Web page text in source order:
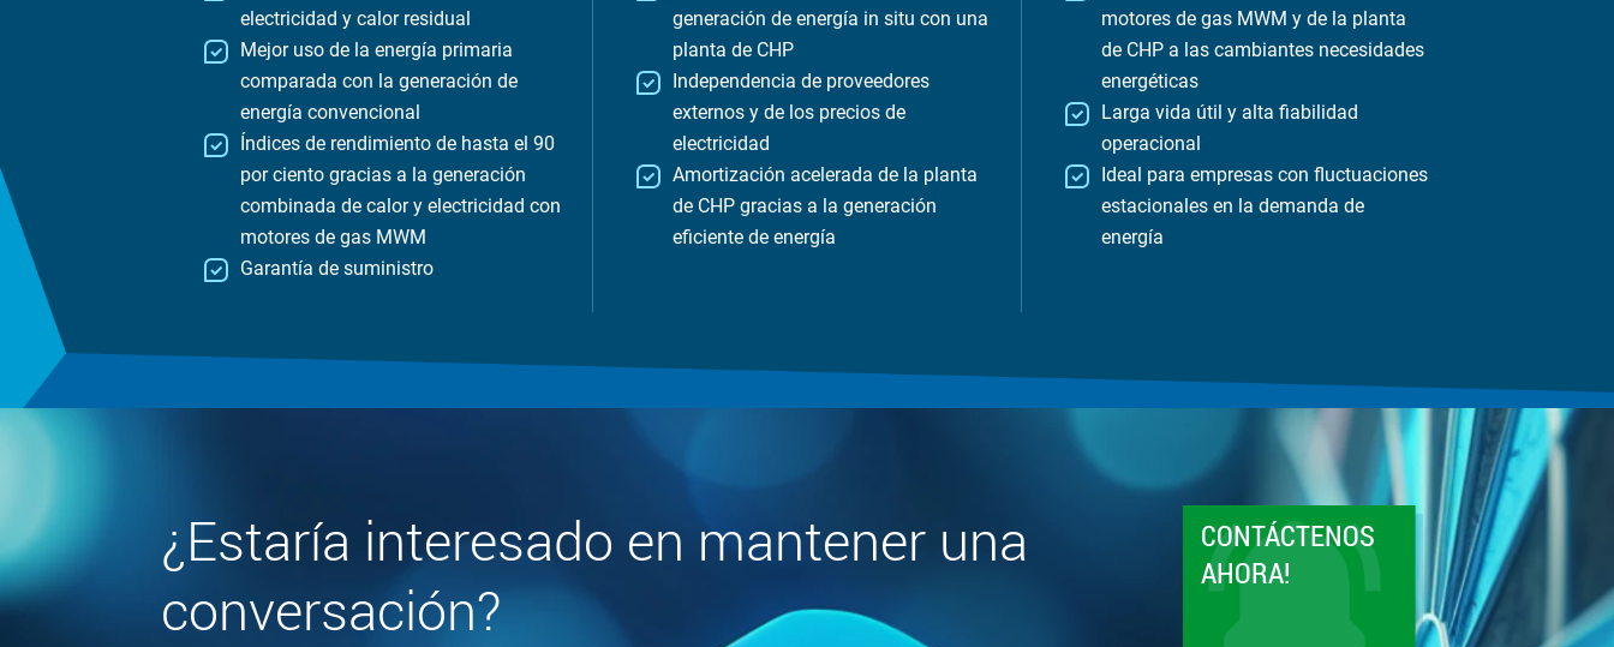
electricidad y calor residual
Mejor uso de la energía primaria
comparada con la generación de
energía convencional
Índices de rendimiento de hasta el 90
por ciento gracias a la generación
combinada de calor y electricidad con
motores de gas MWM
Garantía de suministro
generación de energía in situ con una
planta de CHP
Independencia de proveedores
externos y de los precios de
electricidad
Amortización acelerada de la planta
de CHP gracias a la generación
eficiente de energía
motores de gas MWM y de la planta
de CHP a las cambiantes necesidades
energéticas
Larga vida útil y alta fiabilidad
operacional
Ideal para empresas con fluctuaciones
estacionales en la demanda de
energía
¿Estaría interesado en mantener una
conversación?
CONTÁCTENOS
AHORA!